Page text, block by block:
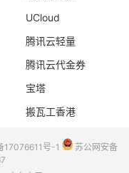
UCloud
腾讯云轻量
腾讯云代金券
宝塔
搬瓦工香港
17076611号-1
苏公网安备